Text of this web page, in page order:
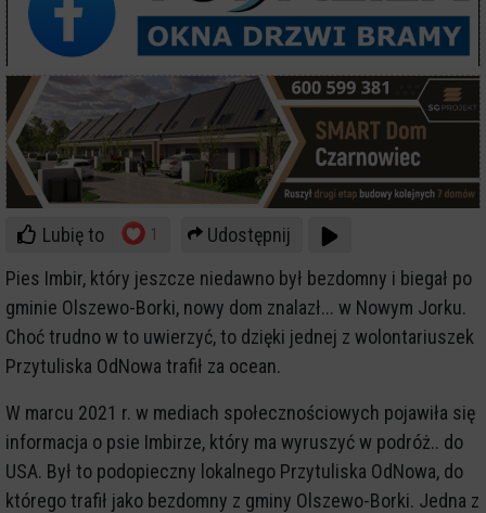
Lubię to 1
Udostępnij
Pies Imbir, który jeszcze niedawno był bezdomny i biegał po
gminie Olszewo-Borki, nowy dom znalazł... w Nowym Jorku.
Choć trudno w to uwierzyć, to dzięki jednej z wolontariuszek
Przytuliska OdNowa trafił za ocean.
W marcu 2021 r. w mediach społecznościowych pojawiła się
informacja o psie Imbirze, który ma wyruszyć w podróż.. do
USA. Był to podopieczny lokalnego Przytuliska OdNowa, do
którego trafił jako bezdomny z gminy Olszewo-Borki. Jedna z